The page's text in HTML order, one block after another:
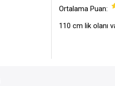
Ortalama Puan:
110 cm lik olanı